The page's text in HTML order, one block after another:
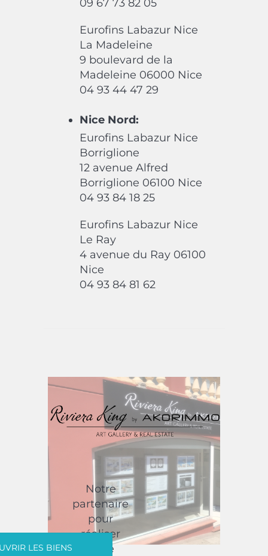
09 67 73 82 05
Eurofins Labazur Nice
La Madeleine
9 boulevard de la
Madeleine 06000 Nice
04 93 44 47 29
Nice Nord:
Eurofins Labazur Nice
Borriglione
12 avenue Alfred
Borriglione 06100 Nice
04 93 84 18 25
Eurofins Labazur Nice
Le Ray
4 avenue du Ray 06100
Nice
04 93 84 81 62
Notre
partenaire
pour
réaliser
votre
LES BIENS